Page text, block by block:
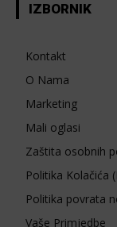
IZBORNIK
Kontakt
O Nama
Marketing
Mali oglasi
Zaštita osobnih
Politika Kolačića
Politika povrata
Vaše Primjedbe